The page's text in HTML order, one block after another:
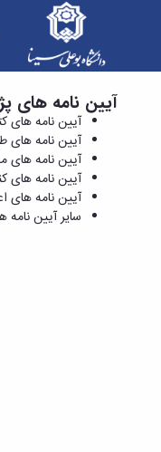
آیین نامه های
آیین نامه های
آیین نامه های
آیین نامه های
آیین نامه های
آیین نامه های
آیین نامه های
سایر آیین نامه